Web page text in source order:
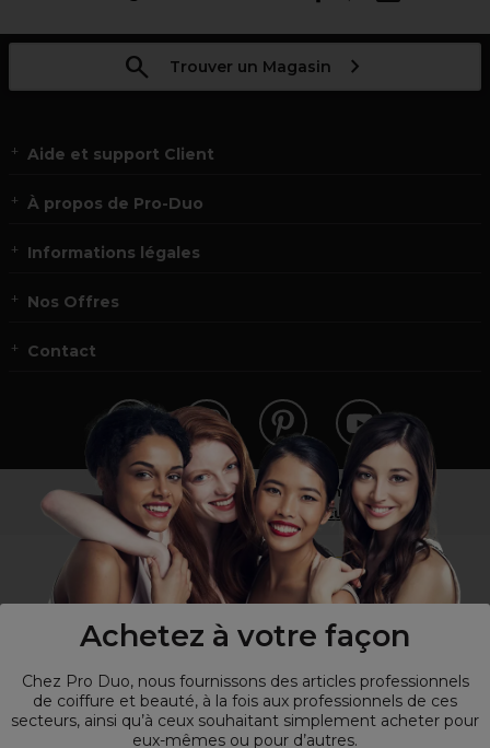
Achetez à votre façon
Chez Pro Duo, nous fournissons des articles professionnels
de coiffure et beauté, à la fois aux professionnels de ces
secteurs, ainsi qu’à ceux souhaitant simplement acheter pour
eux-mêmes ou pour d’autres.
Trouver un Magasin
Aide et support Client
À propos de Pro-Duo
Informations légales
Nos Offres
Contact
Vous n’êtes pas un professionnel ?
Visitez notre site pour les particuliers!